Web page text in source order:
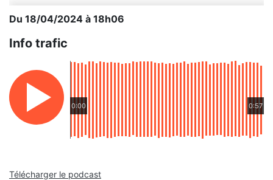
Du 18/04/2024 à 18h06
Info trafic
0:00 0:57
Télécharger le podcast